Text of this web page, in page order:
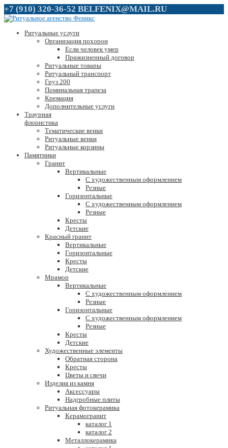
+7 (910) 320-36-52 BELFENIX@MAIL.RU
Ритуальные услуги
Организация похорон
Если человек умер
Прижизненный договор
Ритуальные товары
Ритуальный транспорт
Груз 200
Поминальная трапеза
Кремация
Дополнительные услуги
Траурная
флористика
Тематические венки
Ритуальные венки
Ритуальные корзины
Памятники
Гранит
Вертикальные
С художественным оформлением
Резные
Горизонтальные
С художественным оформлением
Резные
Кресты
Детские
Красный гранит
Вертикальные
Горизонтальные
Кресты
Детские
Мрамор
Вертикальные
С художественным оформлением
Резные
Горизонтальные
С художественным оформлением
Резные
Кресты
Детские
Художественные элементы
Обратная сторона
Кресты
Цветы и свечи
Изделия из камня
Аксессуары
Надгробные плиты
Ритуальная фотокерамика
Керамогранит
каталог 1
каталог 2
Металлокерамика